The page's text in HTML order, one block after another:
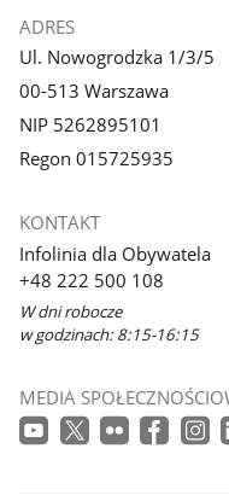
ADRES
Ul. Nowogrodzka 1/3/5
00-513 Warszawa
NIP 5262895101
Regon 015725935
KONTAKT
Infolinia dla Obywatela
+48 222 500 108
W dni robocze
w godzinach: 8:15-16:15
MEDIA